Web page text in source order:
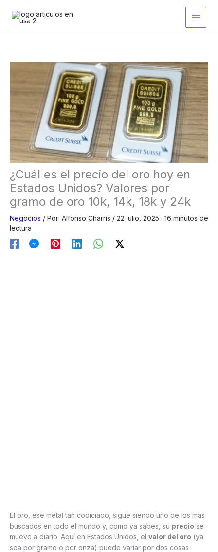
contenido
¿Cuál es el precio del oro hoy en
Estados Unidos? Valores por
gramo de oro 10k, 14k, 18k y 24k
Negocios / Por: Alfonso Charris / 22 julio, 2025 · 16 minutos de
lectura
El oro, ese metal tan codiciado, sigue siendo uno de los más
buscados en todo el mundo y, como ya sabes, su precio se
mueve a diario. Aquí en Estados Unidos, el valor del oro (ya
sea por gramo o por onza) puede variar por dos cosas